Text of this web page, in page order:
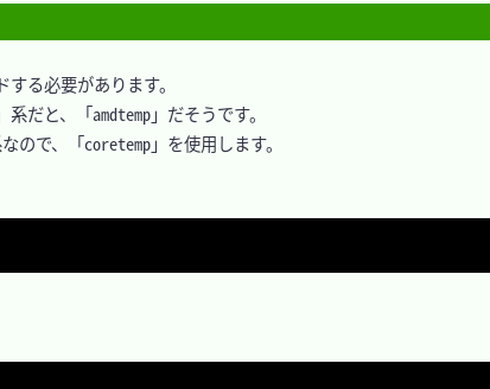
る必要があります。
だと、「amdtemp」だそうです。
で、「coretemp」を使用します。